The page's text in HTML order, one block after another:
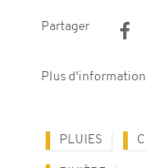
Partager
Plus
PLUIES